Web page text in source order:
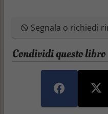
Segnala o richiedi
Condividi questo libro